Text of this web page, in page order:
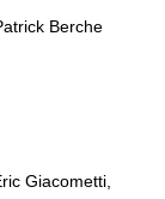
Berche
Giacometti,